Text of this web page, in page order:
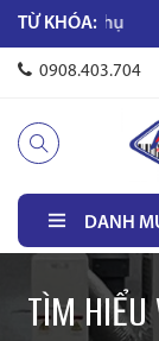
TỪ KHÓA:
Máy đọc mã
0908.403.704
DANH
TÌM HIỂU